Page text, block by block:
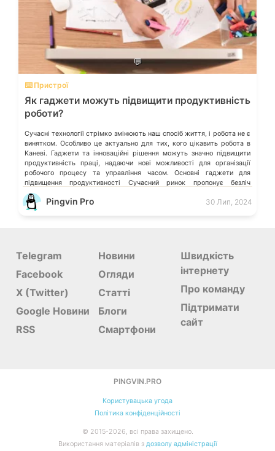
💬
⌨️ Пристрої
Як гаджети можуть підвищити продуктивність
роботи?
Сучасні технології стрімко змінюють наш спосіб життя, і робота не є
винятком. Особливо це актуально для тих, кого цікавить робота в
Каневі. Гаджети та інноваційні рішення можуть значно підвищити
продуктивність праці, надаючи нові можливості для організації
робочого процесу та управління часом. Основні гаджети для
підвищення продуктивності Сучасний ринок пропонує безліч
гаджетів, які можуть допомогти вам […]
Pingvin Pro 30 Лип, 2024
Telegram
Facebook
X (Twitter)
Google Новини
RSS
Новини
Огляди
Статті
Блоги
Смартфони
Швидкість
інтернету
Про команду
Підтримати
сайт
PINGVIN.PRO
Користувацька угода
Політика конфіденційності
© 2015-2026, всі права захищено.
Використання матеріалів з дозволу адміністрації